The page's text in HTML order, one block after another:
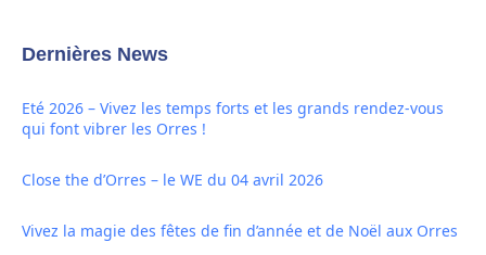
Dernières News
Eté 2026 – Vivez les temps forts et les grands rendez-vous
qui font vibrer les Orres !
Close the d’Orres – le WE du 04 avril 2026
Vivez la magie des fêtes de fin d’année et de Noël aux Orres